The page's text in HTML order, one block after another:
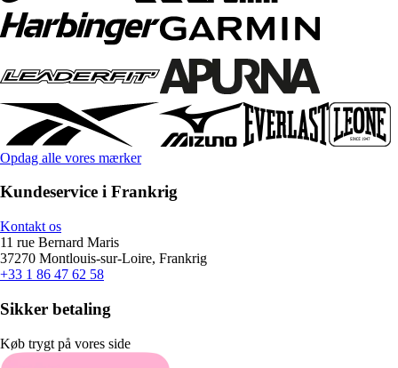
Opdag alle vores mærker
Kundeservice i Frankrig
Kontakt os
11 rue Bernard Maris
37270 Montlouis-sur-Loire, Frankrig
+33 1 86 47 62 58
Sikker betaling
Køb trygt på vores side